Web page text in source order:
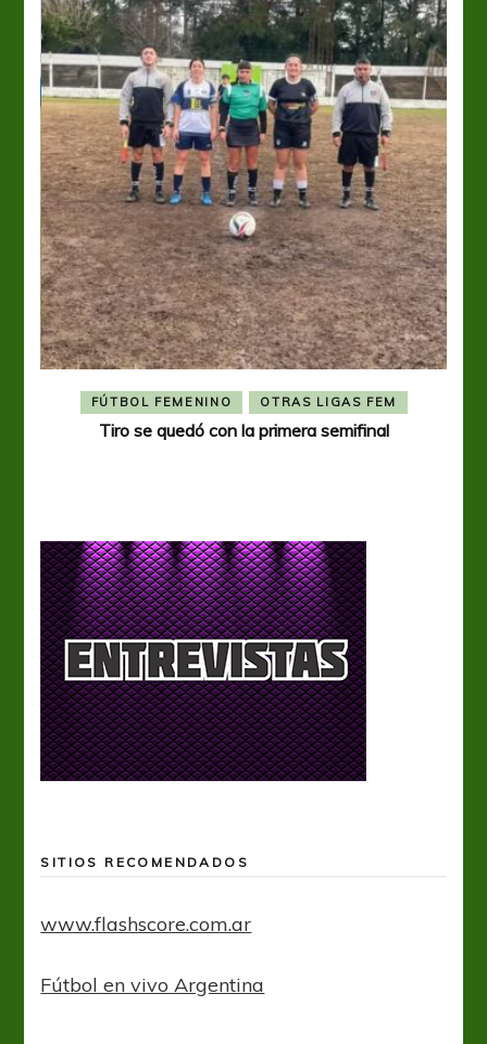
FÚTBOL FEMENINO OTRAS LIGAS FEM
Tiro se quedó con la primera semifinal
SITIOS RECOMENDADOS
www.flashscore.com.ar
Fútbol en vivo Argentina